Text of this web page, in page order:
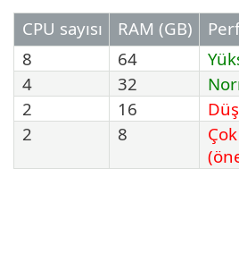
CPU sayısı
RAM (GB)
8
64
4
32
2
16
2
8